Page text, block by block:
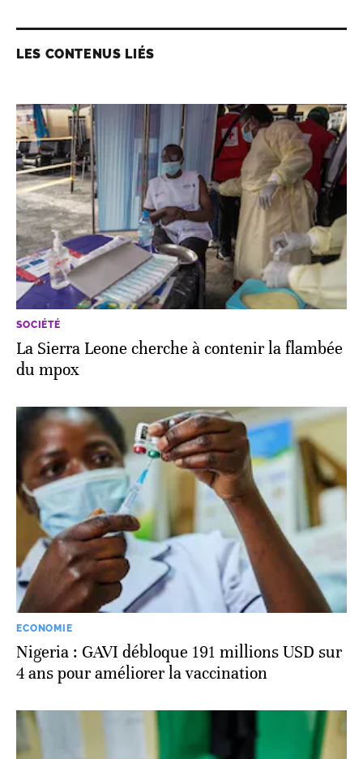
LES CONTENUS LIÉS
SOCIÉTÉ
La Sierra Leone cherche à contenir la flambée
du mpox
ECONOMIE
Nigeria : GAVI débloque 191 millions USD sur
4 ans pour améliorer la vaccination